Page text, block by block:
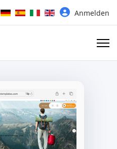
Sprache auswählen Anmelden